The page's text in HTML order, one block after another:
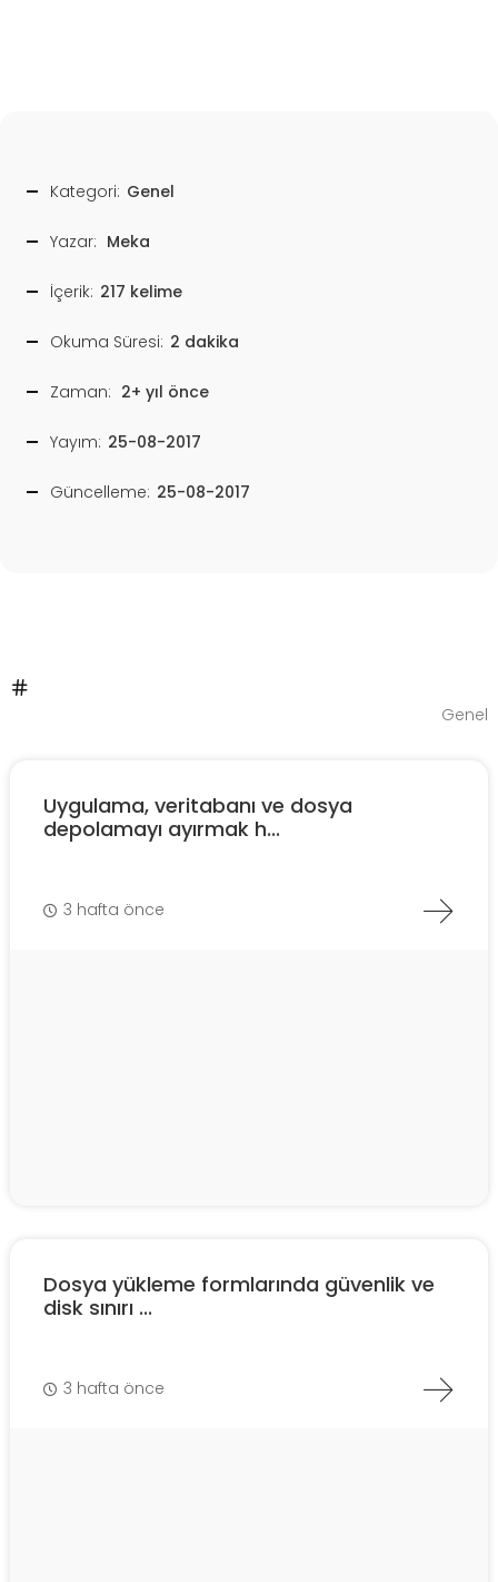
Kategori: Genel
Yazar: Meka
İçerik: 217 kelime
Okuma Süresi: 2 dakika
Zaman: 2+ yıl önce
Yayım: 25-08-2017
Güncelleme: 25-08-2017
Genel
Uygulama, veritabanı ve dosya
depolamayı ayırmak h...
3 hafta önce
Dosya yükleme formlarında güvenlik ve
disk sınırı ...
3 hafta önce